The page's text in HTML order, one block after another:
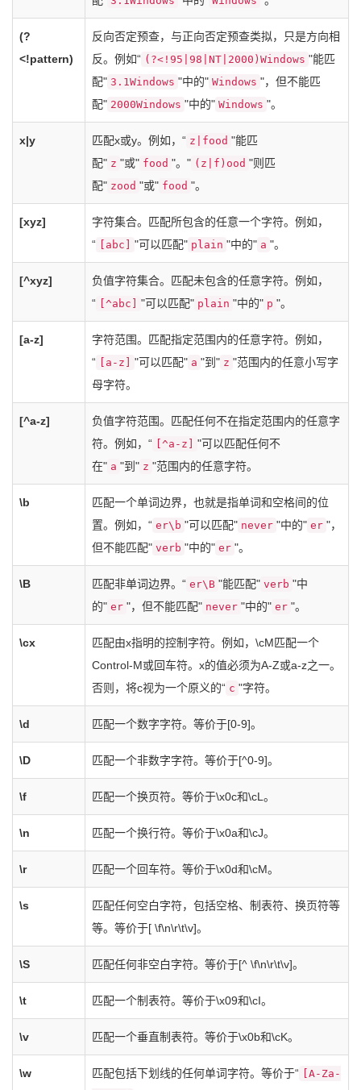
(?
<!pattern)
反向否定预查，与正向否定预查类拟，只是方向相
反。例如“ (?<!95|98|NT|2000)Windows "能匹
配" 3.1Windows "中的" Windows "，但不能匹
配" 2000Windows "中的" Windows "。
x|y 匹配x或y。例如，“ z|food "能匹
配" z "或" food "。" (z|f)ood "则匹
配" zood "或" food "。
[xyz]
字符集合。匹配所包含的任意一个字符。例如，
“
[abc] "可以匹配" plain "中的" a "。
[^xyz]
负值字符集合。匹配未包含的任意字符。例如，
“
[^abc] "可以匹配" plain "中的" p "。
[a-z]
字符范围。匹配指定范围内的任意字符。例如，
“
[a-z] "可以匹配" a "到" z "范围内的任意小写字
母字符。
[^a-z]
负值字符范围。匹配任何不在指定范围内的任意字
符。例如，“
[^a-z]
"可以匹配任何不
在" a "到" z "范围内的任意字符。
\b
匹配一个单词边界，也就是指单词和空格间的位
置。例如，“ er\b "可以匹配" never "中的" er "，
但不能匹配" verb "中的" er "。
\B 匹配非单词边界。“ er\B "能匹配" verb "中
的" er "，但不能匹配" never "中的" er "。
\cx
匹配由x指明的控制字符。例如，\cM匹配一个
Control-M或回车符。x的值必须为A-Z或a-z之一。
否则，将c视为一个原义的“ c "字符。
\d 匹配一个数字字符。等价于[0-9]。
\D 匹配一个非数字字符。等价于[^0-9]。
\f 匹配一个换页符。等价于\x0c和\cL。
\n 匹配一个换行符。等价于\x0a和\cJ。
\r 匹配一个回车符。等价于\x0d和\cM。
\s
匹配任何空白字符，包括空格、制表符、换页符等
等。等价于[ \f\n\r\t\v]。
\S 匹配任何非空白字符。等价于[^ \f\n\r\t\v]。
\t 匹配一个制表符。等价于\x09和\cI。
\v 匹配一个垂直制表符。等价于\x0b和\cK。
\w 匹配包括下划线的任何单词字符。等价于“
[A-Za-